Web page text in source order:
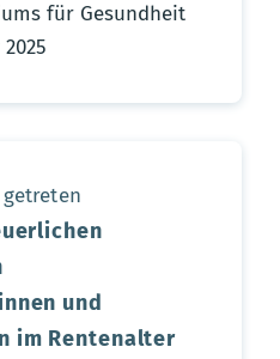
für Gesundheit
und
im Rentenalter